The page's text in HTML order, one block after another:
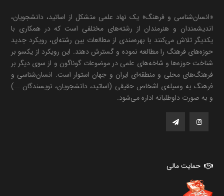
«انسان‌شناسی و فرهنگ» یک نهاد علمی متشکل از اساتید، دانشجویان،
اندیشمندان و هنرمندان از رشته‌های مختلفی است که در همکاری با
یکدیگر تلاش می‌کنند با بهره‌مندی از مطالعات بین رشته‌ای، رویکرد جدید
حوزه‌های فرهنگ را مطالعه نموده و گسترش دهند. این رویکرد از یکسو بر
شناخت حوزه‌ها و شاخه‌های علمی در موضوعات گوناگون و از سوی دیگر بر
فرهنگ‌های محلی و منطقه‌ای ایران و جهان استوار است. انسان‌شناسی و
فرهنگ به وسیله‌ی اشخاص حقیقی (اساتید، دانشجویان، نویسندگان ...)
و به صورت داوطلبانه اداره می‌شود.
حمایت مالی